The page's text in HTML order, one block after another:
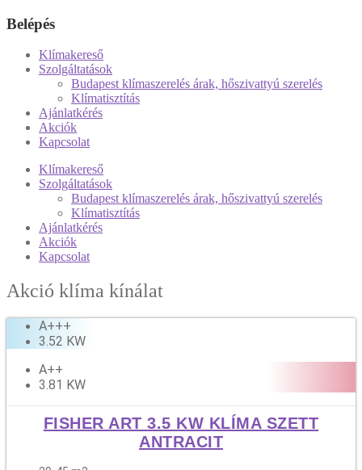
Belépés
Klímakereső
Szolgáltatások
Budapest klímaszerelés árak, hőszivattyú szerelés
Klímatisztítás
Ajánlatkérés
Akciók
Kapcsolat
Klímakereső
Szolgáltatások
Budapest klímaszerelés árak, hőszivattyú szerelés
Klímatisztítás
Ajánlatkérés
Akciók
Kapcsolat
Akció klíma kínálat
A+++
3.52 KW
A++
3.81 KW
FISHER ART 3.5 KW KLÍMA SZETT
ANTRACIT